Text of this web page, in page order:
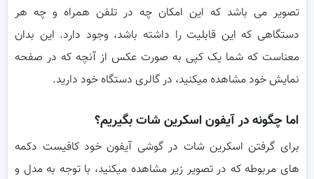
تصویر می باشد که این امکان چه در تلفن همراه و چه هر
دستگاهی که این قابلیت را داشته باشد، وجود دارد. این بدان
معناست که شما یک کپی به صورت عکس از آنچه که در صفحه
نمایش خود مشاهده میکنید، در گالری دستگاه خود دارید.
اما چگونه در آیفون اسکرین شات بگیریم؟
برای گرفتن اسکرین شات در گوشی آیفون خود کافیست دکمه
های مربوطه که در تصویر زیر مشاهده میکنید، با توجه به مدل و